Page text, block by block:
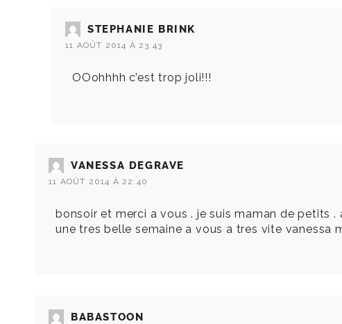
STEPHANIE BRINK
11 AOÛT 2014 À 23:43
OOohhhh c’est trop joli!!!
VANESSA DEGRAVE
11 AOÛT 2014 À 22:40
bonsoir et merci a vous . je suis maman de petits
une tres belle semaine a vous a tres vite vanessa
BABASTOON